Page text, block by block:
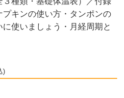
プキンの使い方・タンポンの
使いましょう・月経周期と
)